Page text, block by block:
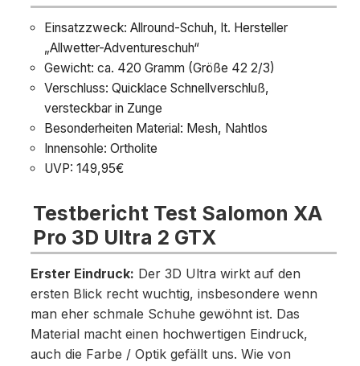
Einsatzzweck: Allround-Schuh, lt. Hersteller
„Allwetter-Adventureschuh“
Gewicht: ca. 420 Gramm (Größe 42 2/3)
Verschluss: Quicklace Schnellverschluß,
versteckbar in Zunge
Besonderheiten Material: Mesh, Nahtlos
Innensohle: Ortholite
UVP: 149,95€
Testbericht Test Salomon XA
Pro 3D Ultra 2 GTX
Erster Eindruck: Der 3D Ultra wirkt auf den
ersten Blick recht wuchtig, insbesondere wenn
man eher schmale Schuhe gewöhnt ist. Das
Material macht einen hochwertigen Eindruck,
auch die Farbe / Optik gefällt uns. Wie von